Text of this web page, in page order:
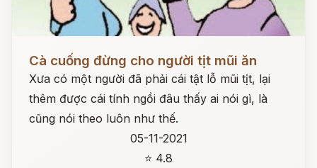
Cà cuống đừng cho người tịt mũi ăn
Xưa có một người đã phải cái tật lỗ mũi tịt, lại
thêm được cái tính ngồi đâu thấy ai nói gì, là
cũng nói theo luôn như thế.
05-11-2021
⭐ 4.8